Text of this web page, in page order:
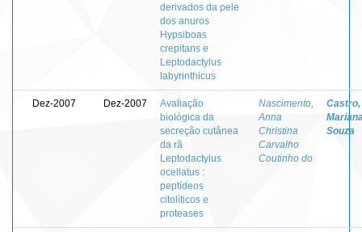
derivados da pele
dos anuros
Hypsiboas
crepitans e
Leptodactylus
labyrinthicus
Dez-2007 Dez-2007
Avaliação
biológica da
secreção cutânea
da rã
Leptodactylus
ocellatus :
peptídeos
citolíticos e
proteases
Nascimento,
Anna
Christina
Carvalho
Coutinho do
Castro,
Souza